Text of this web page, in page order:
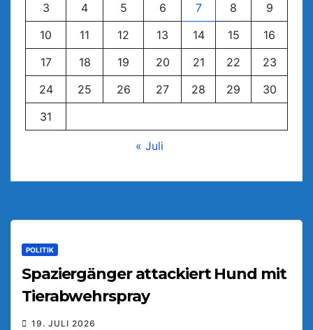
3
4 5 6 7 8
9
10
11 12 13 14 15
16
17
18 19 20 21 22
23
24
25 26 27 28 29
30
31
« Juli
POLITIK
Spaziergänger attackiert Hund mit
Tierabwehrspray
19. JULI 2026